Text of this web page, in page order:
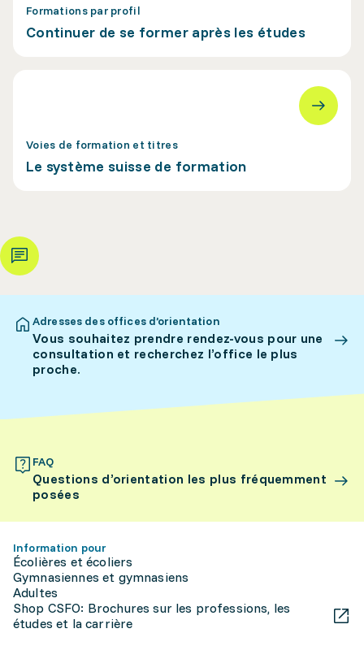
Formations par profil
Continuer de se former après les études
Voies de formation et titres
Le système suisse de formation
Adresses des offices d’orientation
Vous souhaitez prendre rendez-vous pour une
consultation et recherchez l’office le plus
proche.
FAQ
Questions d’orientation les plus fréquemment
posées
Information pour
Écolières et écoliers
Gymnasiennes et gymnasiens
Adultes
Shop CSFO: Brochures sur les professions, les
études et la carrière